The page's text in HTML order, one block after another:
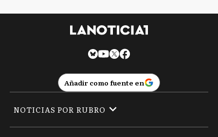
Añadir como fuente en
NOTICIAS POR RUBRO